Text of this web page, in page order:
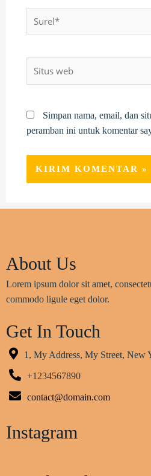
Simpan nama, email, dan
peramban ini untuk komentar
About Us
Lorem ipsum dolor sit amet,
commodo ligule eget dolor.
Get In Touch
1, My Address, My Street, New
+1234567890
contact@domain.com
Instagram